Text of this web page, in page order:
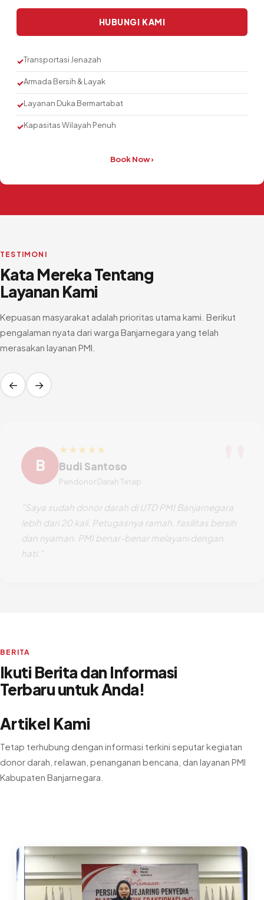
HUBUNGI KAMI
✓Transportasi Jenazah
✓Armada Bersih & Layak
✓Layanan Duka Bermartabat
✓Kapasitas Wilayah Penuh
Book Now ›
TESTIMONI
Kata Mereka Tentang
Layanan Kami
Kepuasan masyarakat adalah prioritas utama kami. Berikut
pengalaman nyata dari warga Banjarnegara yang telah
merasakan layanan PMI.
← →
B
★★★★★
Budi Santoso
Pendonor Darah Tetap
"Saya sudah donor darah di UTD PMI Banjarnegara
lebih dari 20 kali. Petugasnya ramah, fasilitas bersih
dan nyaman. PMI benar-benar melayani dengan
hati."
BERITA
Ikuti Berita dan Informasi
Terbaru untuk Anda!
Artikel Kami
Tetap terhubung dengan informasi terkini seputar kegiatan
donor darah, relawan, penanganan bencana, dan layanan PMI
Kabupaten Banjarnegara.